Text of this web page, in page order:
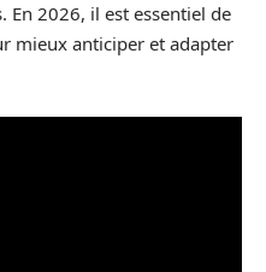
En 2026, il est essentiel de
mieux anticiper et adapter